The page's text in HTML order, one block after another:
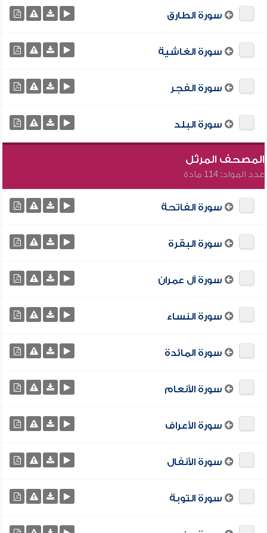
سورة الطارق
سورة الغاشية
سورة الفجر
سورة البلد
المصحف المرتّل
عدد المواد: 114 مادة
سورة الفاتحة
سورة البقرة
سورة آل عمران
سورة النساء
سورة المائدة
سورة الأنعام
سورة الأعراف
سورة الأنفال
سورة التوبة